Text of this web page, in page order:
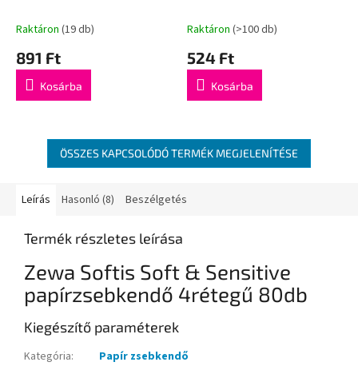
Raktáron (19 db)
891 Ft
Kosárba
Raktáron (>100 db)
524 Ft
Kosárba
ÖSSZES KAPCSOLÓDÓ TERMÉK MEGJELENÍTÉSE
Leírás Hasonló (8) Beszélgetés
Termék részletes leírása
Zewa Softis Soft & Sensitive
papírzsebkendő 4rétegű 80db
Kiegészítő paraméterek
Kategória:
Papír zsebkendő